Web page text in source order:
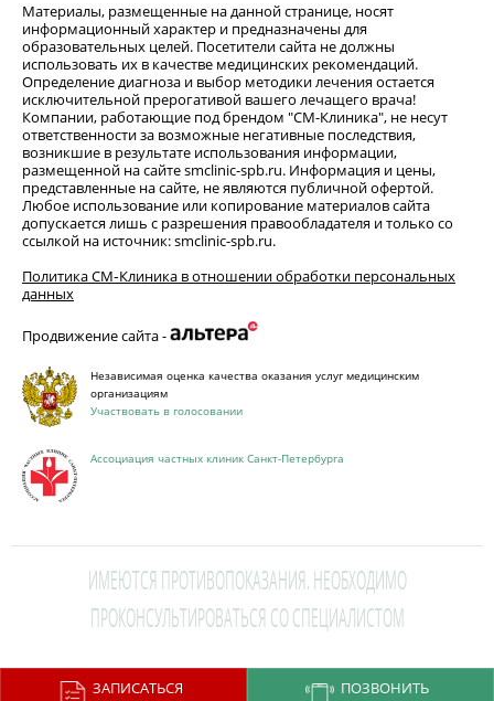
ЗАПИСАТЬСЯ
ПОЗВОНИТЬ
Материалы, размещенные на данной странице, носят
информационный характер и предназначены для
образовательных целей. Посетители сайта не должны
использовать их в качестве медицинских рекомендаций.
Определение диагноза и выбор методики лечения остается
исключительной прерогативой вашего лечащего врача!
Компании, работающие под брендом "СМ-Клиника", не несут
ответственности за возможные негативные последствия,
возникшие в результате использования информации,
размещенной на сайте smclinic-spb.ru. Информация и цены,
представленные на сайте, не являются публичной офертой.
Любое использование или копирование материалов сайта
допускается лишь с разрешения правообладателя и только со
ссылкой на источник: smclinic-spb.ru.
Политика СМ‑Клиника в отношении обработки персональных
данных
Продвижение сайта -
Независимая оценка качества оказания услуг медицинским
организациям
Участвовать в голосовании
Ассоциация частных клиник Санкт-Петербурга
ИМЕЮТСЯ ПРОТИВОПОКАЗАНИЯ. НЕОБХОДИМО
ПРОКОНСУЛЬТИРОВАТЬСЯ СО СПЕЦИАЛИСТОМ
This site is protected by reCAPTCHA and the Google